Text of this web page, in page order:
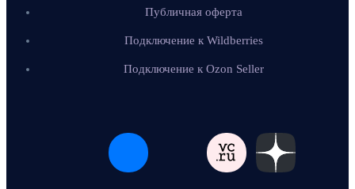
Публичная оферта
Подключение к Wildberries
Подключение к Ozon Seller